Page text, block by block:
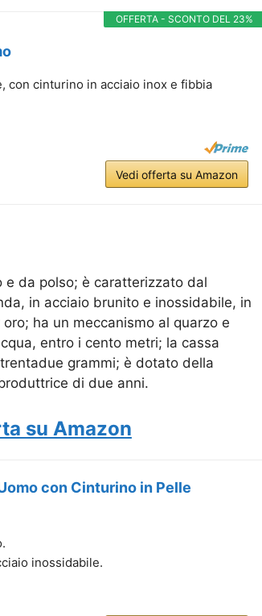
OFFERTA - SCONTO DEL 23%
con cinturino in acciaio inox e fibbia
Vedi offerta su Amazon
e da polso; è caratterizzato dal
in acciaio brunito e inossidabile, in
ha un meccanismo al quarzo e
entro i cento metri; la cassa
grammi; è dotato della
di due anni.
su Amazon
con Cinturino in Pelle
inossidabile.